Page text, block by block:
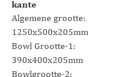
kante
Algemene grootte:
1250x500x205mm
Bowl Grootte-1:
390x400x205mm
Bowlgrootte-2: